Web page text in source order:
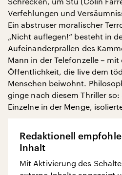
Verfehlungen und
Ein abstruser moralischer
„Nicht auflegen!“ besteht in
Aufeinanderprallen des
Mann in der Telefonzelle – mit
Öffentlichkeit, die live dem
Menschen beiwohnt.
ginge nach diesem Thriller
Einzelne in der Menge,
Redaktionell
Inhalt
Mit Aktivierung des